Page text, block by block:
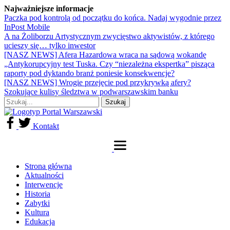
Najważniejsze informacje
Paczka pod kontrolą od początku do końca. Nadaj wygodnie przez
InPost Mobile
A na Żoliborzu Artystycznym zwycięstwo aktywistów, z którego
ucieszy się… tylko inwestor
[NASZ NEWS] Afera Hazardowa wraca na sądową wokandę
„Antykorupcyjny test Tuska. Czy “niezależna ekspertka” pisząca
raporty pod dyktando branż poniesie konsekwencje?
[NASZ NEWS] Wrogie przejęcie pod przykrywką afery?
Szokujące kulisy śledztwa w podwarszawskim banku
Kontakt
Strona główna
Aktualności
Interwencje
Historia
Zabytki
Kultura
Edukacja